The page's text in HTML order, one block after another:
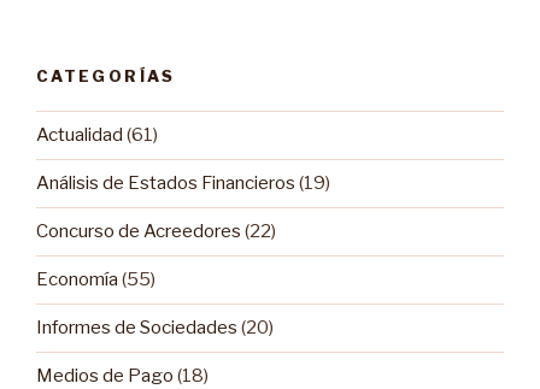
CATEGORÍAS
Actualidad (61)
Análisis de Estados Financieros (19)
Concurso de Acreedores (22)
Economía (55)
Informes de Sociedades (20)
Medios de Pago (18)